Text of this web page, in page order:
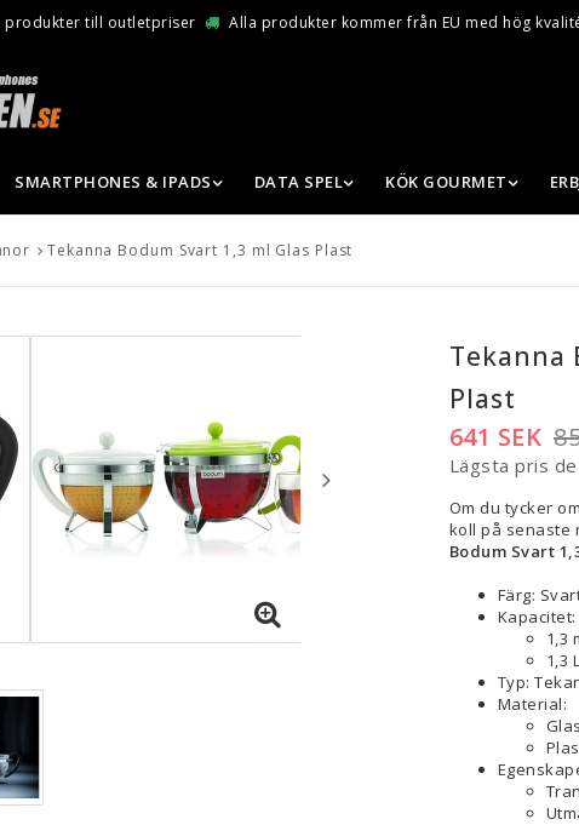
produkter till outletpriser Alla produkter kommer från EU med hög
SMARTPHONES & IPADS DATA SPEL KÖK GOURMET
Tekanna Bodum Svart 1,3 ml Glas Plast
Tekanna
Plast
641 SEK
Lägsta pris
Om du tycker
koll på senaste
Bodum Svart
Färg:
Kapacitet:
1,3
1,3 L
Typ:
Material:
Glas